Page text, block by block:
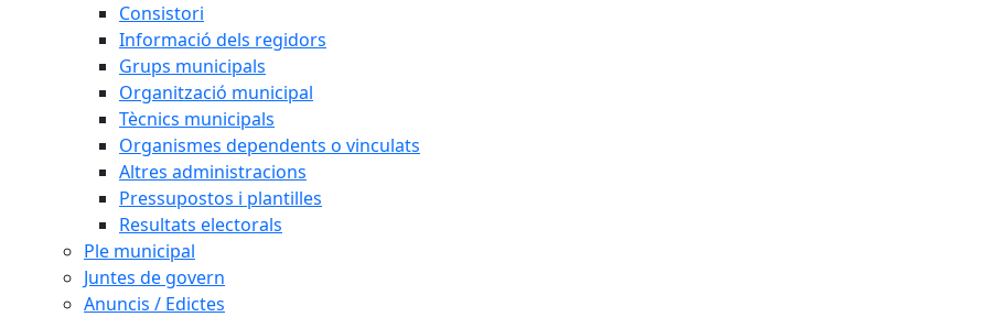
Consistori
Informació dels regidors
Grups municipals
Organització municipal
Tècnics municipals
Organismes dependents o vinculats
Altres administracions
Pressupostos i plantilles
Resultats electorals
Ple municipal
Juntes de govern
Anuncis / Edictes